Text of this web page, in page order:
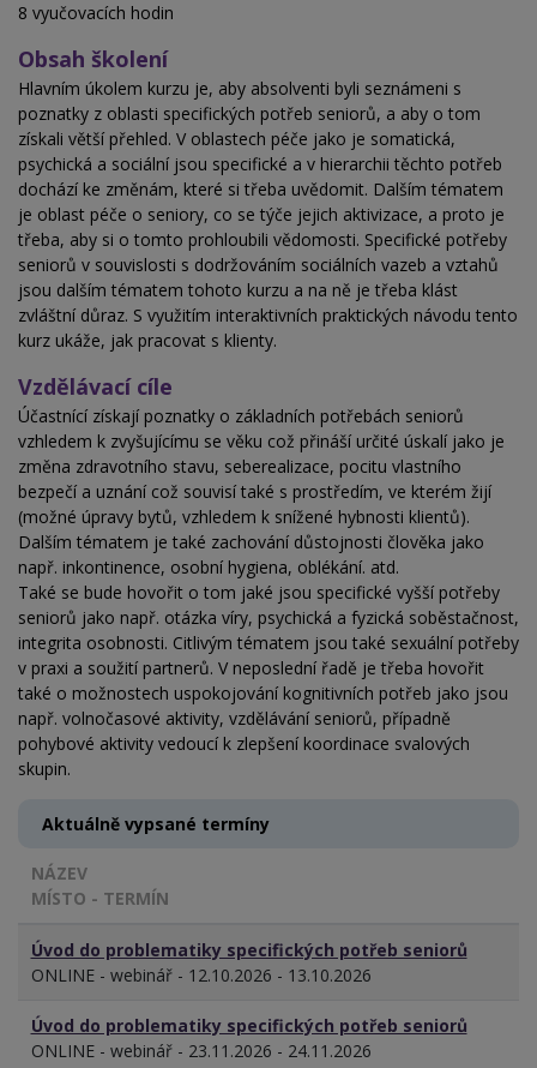
8 vyučovacích hodin
Obsah školení
Hlavním úkolem kurzu je, aby absolventi byli seznámeni s
poznatky z oblasti specifických potřeb seniorů, a aby o tom
získali větší přehled. V oblastech péče jako je somatická,
psychická a sociální jsou specifické a v hierarchii těchto potřeb
dochází ke změnám, které si třeba uvědomit. Dalším tématem
je oblast péče o seniory, co se týče jejich aktivizace, a proto je
třeba, aby si o tomto prohloubili vědomosti. Specifické potřeby
seniorů v souvislosti s dodržováním sociálních vazeb a vztahů
jsou dalším tématem tohoto kurzu a na ně je třeba klást
zvláštní důraz. S využitím interaktivních praktických návodu tento
kurz ukáže, jak pracovat s klienty.
Vzdělávací cíle
Účastnící získají poznatky o základních potřebách seniorů
vzhledem k zvyšujícímu se věku což přináší určité úskalí jako je
změna zdravotního stavu, seberealizace, pocitu vlastního
bezpečí a uznání což souvisí také s prostředím, ve kterém žijí
(možné úpravy bytů, vzhledem k snížené hybnosti klientů).
Dalším tématem je také zachování důstojnosti člověka jako
např. inkontinence, osobní hygiena, oblékání. atd.
Také se bude hovořit o tom jaké jsou specifické vyšší potřeby
seniorů jako např. otázka víry, psychická a fyzická soběstačnost,
integrita osobnosti. Citlivým tématem jsou také sexuální potřeby
v praxi a soužití partnerů. V neposlední řadě je třeba hovořit
také o možnostech uspokojování kognitivních potřeb jako jsou
např. volnočasové aktivity, vzdělávání seniorů, případně
pohybové aktivity vedoucí k zlepšení koordinace svalových
skupin.
Aktuálně vypsané termíny
NÁZEV
MÍSTO - TERMÍN
Úvod do problematiky specifických potřeb seniorů
ONLINE - webinář - 12.10.2026 - 13.10.2026
Úvod do problematiky specifických potřeb seniorů
ONLINE - webinář - 23.11.2026 - 24.11.2026